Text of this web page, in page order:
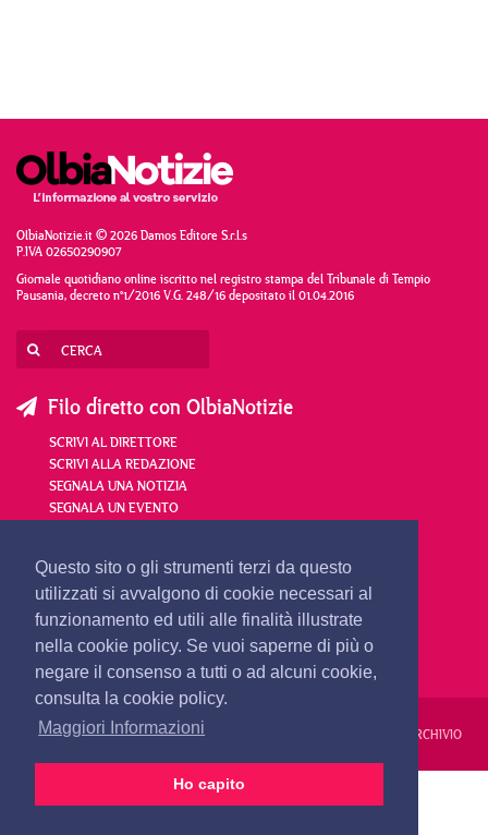
Questo sito o gli strumenti terzi da questo
utilizzati si avvalgono di cookie necessari al
funzionamento ed utili alle finalità illustrate
nella cookie policy. Se vuoi saperne di più o
negare il consenso a tutti o ad alcuni cookie,
consulta la cookie policy.
Maggiori Informazioni
Ho capito
OlbiaNotizie.it © 2026 Damos Editore S.r.l.s
P.IVA 02650290907
Giornale quotidiano online iscritto nel registro stampa del Tribunale di Tempio
Pausania, decreto n°1/2016 V.G. 248/16 depositato il 01.04.2016
Filo diretto con OlbiaNotizie
SCRIVI AL DIRETTORE
SCRIVI ALLA REDAZIONE
SEGNALA UNA NOTIZIA
SEGNALA UN EVENTO
redazione@olbianotizie.it
REDAZIONE PUBBLICITÀ PRIVACY E COOKIES ARCHIVIO
24 ORE VIDEO